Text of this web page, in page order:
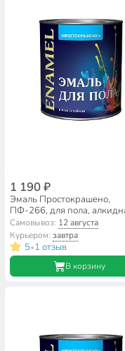
1 190 ₽
Эмаль Простокрашено,
ПФ-266, для пола,
золотисто-коричневая, 2.7
Самовывоз: 12 августа
Курьером:завтра
5•1 отзыв
В корзину